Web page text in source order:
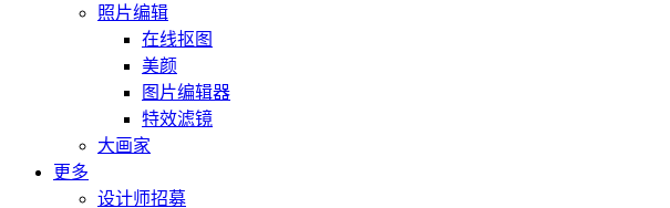
照片编辑
在线抠图
美颜
图片编辑器
特效滤镜
大画家
更多
设计师招募